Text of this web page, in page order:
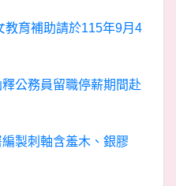
教育補助請於115年9月4
公務員留職停薪期間赴
製刺軸含羞木、銀膠